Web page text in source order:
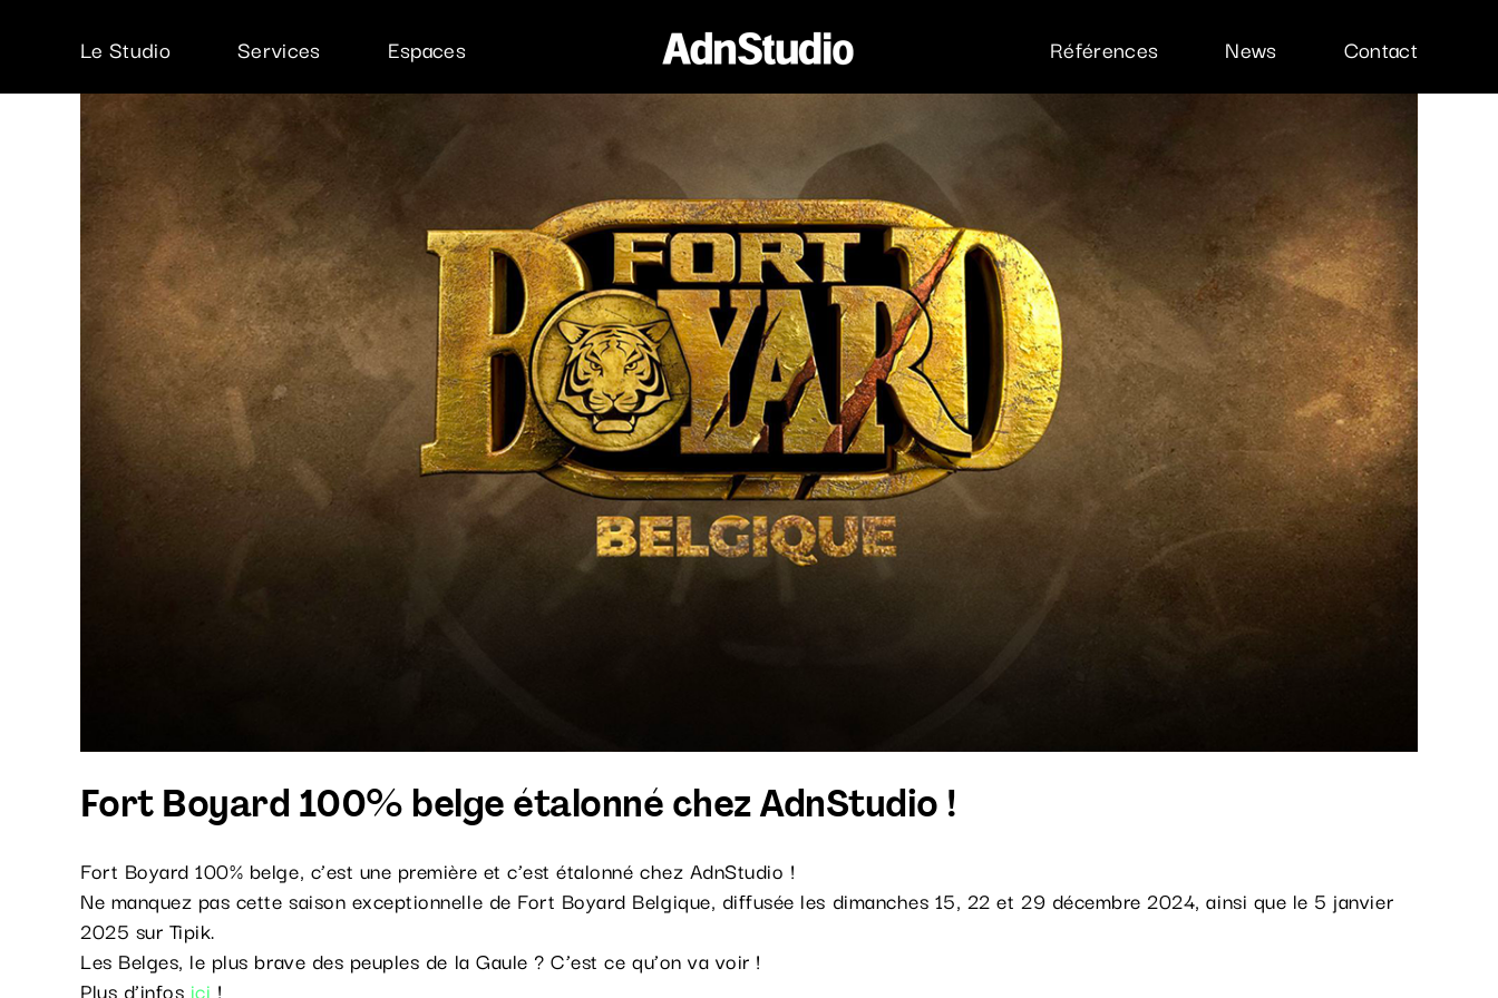
Le Studio Services Espaces Références News Contact
l'image
Fort Boyard 100% belge étalonné chez AdnStudio !
Fort Boyard 100% belge, c’est une première et c’est étalonné chez AdnStudio !
Ne manquez pas cette saison exceptionnelle de Fort Boyard Belgique, diffusée les dimanches 15, 22 et 29 décembre 2024, ainsi que le 5 janvier
2025 sur Tipik.
Les Belges, le plus brave des peuples de la Gaule ? C’est ce qu’on va voir !
Plus d’infos ici !